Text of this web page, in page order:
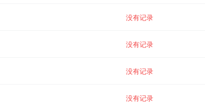
没有记录
没有记录
没有记录
没有记录